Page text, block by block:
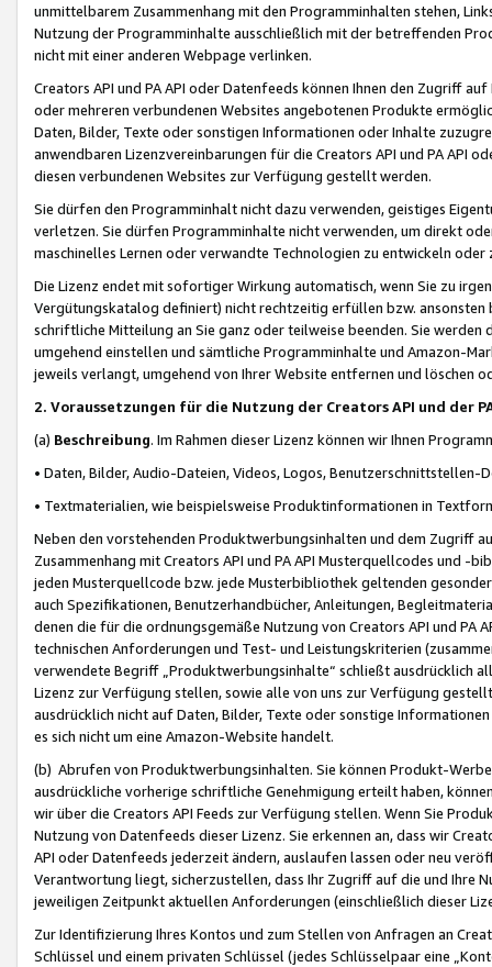
unmittelbarem Zusammenhang mit den Programminhalten stehen,
Nutzung der Programminhalte ausschließlich mit der betreffenden
nicht mit einer anderen Webpage verlinken.
Creators API und PA API oder Datenfeeds können Ihnen den Zugriff
oder mehreren verbundenen Websites angebotenen Produkte
Daten, Bilder, Texte oder sonstigen Informationen oder Inhalte
anwendbaren Lizenzvereinbarungen für die Creators API und PA API
diesen verbundenen Websites zur Verfügung gestellt werden.
Sie dürfen den Programminhalt nicht dazu verwenden, geistiges
verletzen. Sie dürfen Programminhalte nicht verwenden, um direkt
maschinelles Lernen oder verwandte Technologien zu entwickeln
Die Lizenz endet mit sofortiger Wirkung automatisch, wenn Sie zu
Vergütungskatalog definiert) nicht rechtzeitig erfüllen bzw. ansonsten
schriftliche Mitteilung an Sie ganz oder teilweise beenden. Sie werden
umgehend einstellen und sämtliche Programminhalte und Amazon-
jeweils verlangt, umgehend von Ihrer Website entfernen und löschen
2. Voraussetzungen für die Nutzung der Creators API und der
(a) Beschreibung. Im Rahmen dieser Lizenz können wir Ihnen
• Daten, Bilder, Audio-Dateien, Videos, Logos, Benutzerschnittstellen-
• Textmaterialien, wie beispielsweise Produktinformationen in
Neben den vorstehenden Produktwerbungsinhalten und dem Zugriff
Zusammenhang mit Creators API und PA API Musterquellcodes und
jeden Musterquellcode bzw. jede Musterbibliothek geltenden
auch Spezifikationen, Benutzerhandbücher, Anleitungen,
denen die für die ordnungsgemäße Nutzung von Creators API und PA
technischen Anforderungen und Test- und Leistungskriterien
verwendete Begriff „Produktwerbungsinhalte“ schließt ausdrücklich
Lizenz zur Verfügung stellen, sowie alle von uns zur Verfügung
ausdrücklich nicht auf Daten, Bilder, Texte oder sonstige
es sich nicht um eine Amazon-Website handelt.
(b) Abrufen von Produktwerbungsinhalten. Sie können Produkt-
ausdrückliche vorherige schriftliche Genehmigung erteilt haben,
wir über die Creators API Feeds zur Verfügung stellen. Wenn Sie
Nutzung von Datenfeeds dieser Lizenz. Sie erkennen an, dass wir
API oder Datenfeeds jederzeit ändern, auslaufen lassen oder neu
Verantwortung liegt, sicherzustellen, dass Ihr Zugriff auf die und Ihre
jeweiligen Zeitpunkt aktuellen Anforderungen (einschließlich dieser
Zur Identifizierung Ihres Kontos und zum Stellen von Anfragen an
Schlüssel und einem privaten Schlüssel (jedes Schlüsselpaar eine